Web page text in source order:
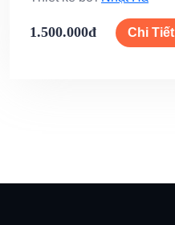
1.500.000đ Chi Tiết